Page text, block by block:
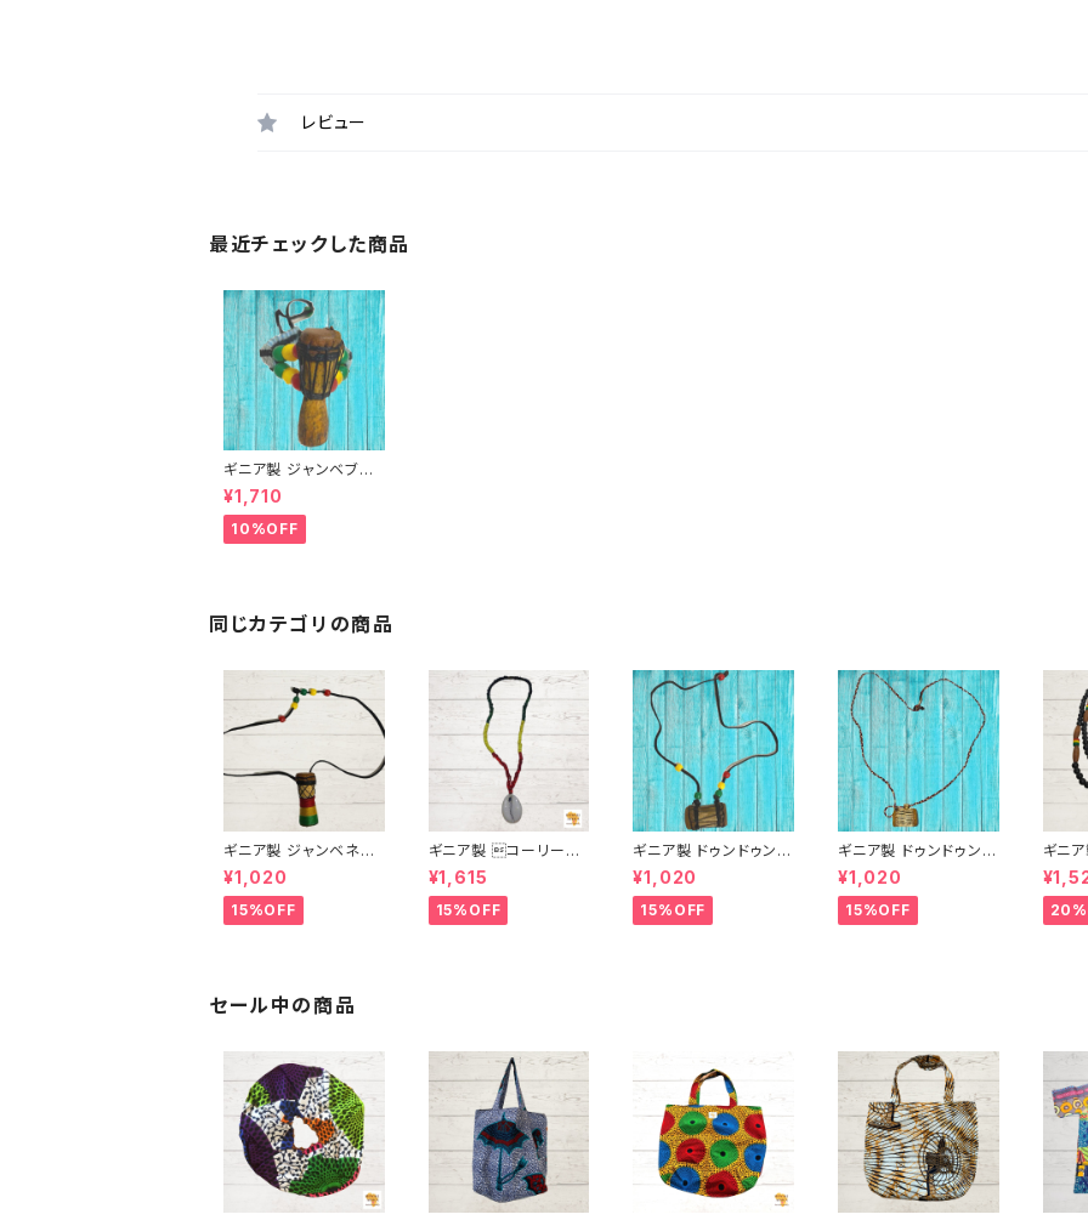
レビュー
最近チェックした商品
ギニア製 ジャンベブレ
スレット
¥1,710
10%OFF
同じカテゴリの商品
ギニア製 ジャンベネッ
クレス
¥1,020
15%OFF
ギニア製 コーリーシ
ェルビーズネックレス
¥1,615
15%OFF
ギニア製 ドゥンドゥンネ
ックレス
¥1,020
15%OFF
ギニア製 ドゥンドゥンネ
ックレス
¥1,020
15%OFF
ギニ
バス（
セール中の商品